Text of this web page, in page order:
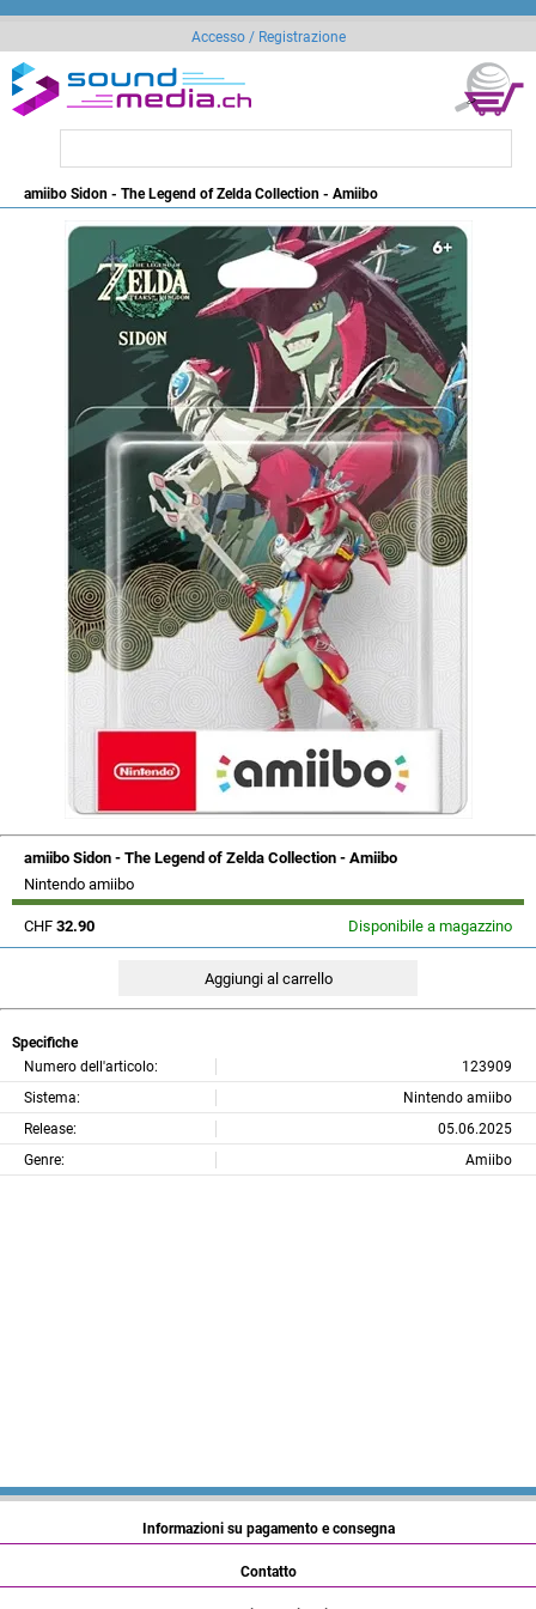
Accesso / Registrazione
amiibo Sidon - The Legend of Zelda Collection - Amiibo
amiibo Sidon - The Legend of Zelda Collection - Amiibo
Nintendo amiibo
CHF 32.90 Disponibile a magazzino
Specifiche
Numero dell'articolo:
123909
Sistema:
Nintendo amiibo
Release:
05.06.2025
Genre:
Amiibo
Informazioni su pagamento e consegna
Contatto